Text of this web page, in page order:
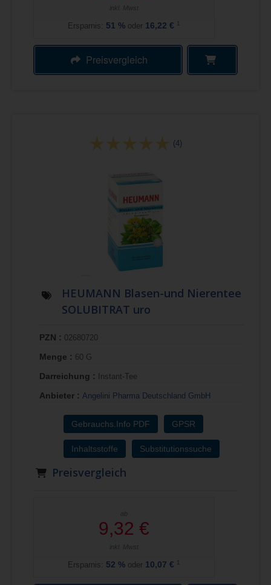
inkl. Mwst
Ersparnis: 51 % oder 16,22 € 1
Preisvergleich
(4)
HEUMANN Blasen-und Nierentee
SOLUBITRAT uro
PZN : 02680720
Menge : 60 G
Darreichung : Instant-Tee
Anbieter : Angelini Pharma Deutschland GmbH
Gebrauchs.Info PDF GPSR
Inhaltsstoffe Substitutionssuche
Preisvergleich
ab
9,32 €
inkl. Mwst
Ersparnis: 52 % oder 10,07 € 1